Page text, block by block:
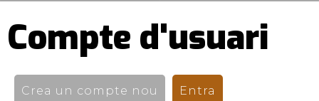
Compte d'usuari
Pestanyes
primàries
Crea un compte nou Entra